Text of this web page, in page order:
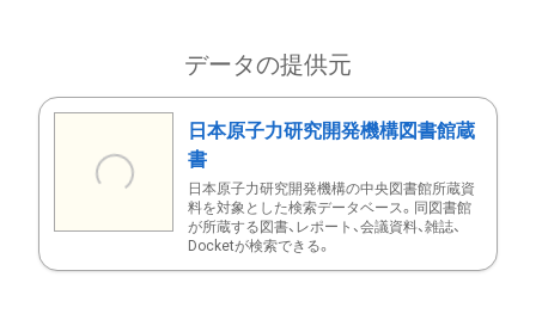
データの提供元
日本原子力研究開発機構図書館蔵
書
日本原子力研究開発機構の中央図書館所蔵資
料を対象とした検索データベース。同図書館
が所蔵する図書、レポート、会議資料、雑誌、
Docketが検索できる。